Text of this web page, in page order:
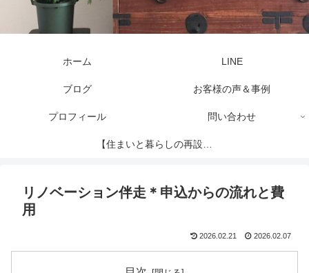
ホーム LINE
ブログ お客様の声＆事例
プロフィール 問い合わせ
【住まいと暮らしの再設計
リノベーション伴走＊申込からの流れと費
用
2026.02.21 2026.02.07